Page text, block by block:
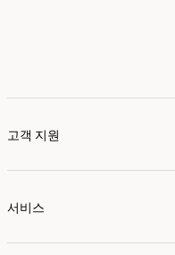
고객 지원
서비스